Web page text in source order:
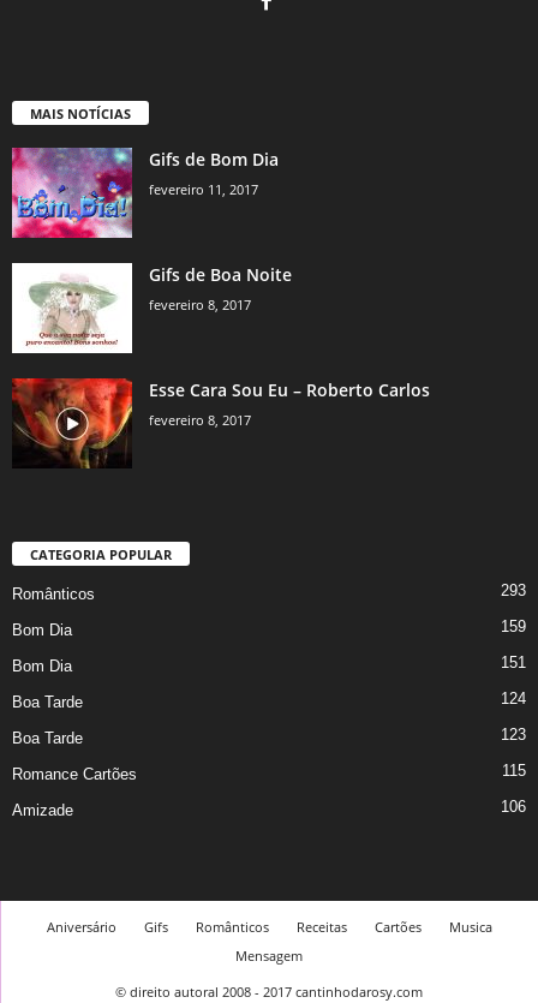
MAIS NOTÍCIAS
Gifs de Bom Dia
fevereiro 11, 2017
Gifs de Boa Noite
fevereiro 8, 2017
Esse Cara Sou Eu – Roberto Carlos
fevereiro 8, 2017
CATEGORIA POPULAR
Românticos 293
Bom Dia 159
Bom Dia 151
Boa Tarde 124
Boa Tarde 123
Romance Cartões 115
Amizade 106
Aniversário Gifs Românticos Receitas Cartões
Musica
Mensagem
© direito autoral 2008 - 2017 cantinhodarosy.com